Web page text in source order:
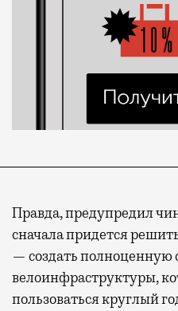
Правда, предупредил
сначала придется
— создать полноценную
велоинфраструктуры,
пользоваться круглый